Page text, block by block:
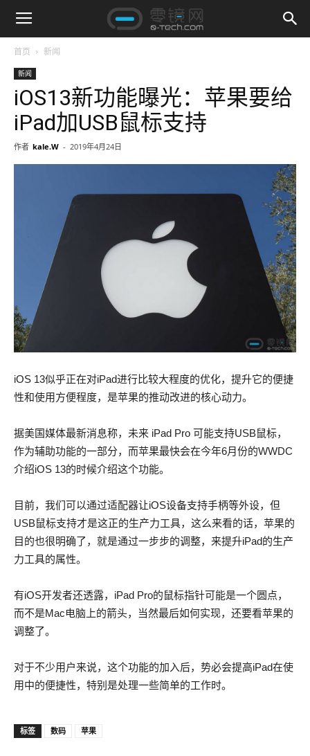
首页 新闻
新闻
iOS13新功能曝光：苹果要给
iPad加USB鼠标支持
作者 kale.W - 2019年4月24日
iOS 13似乎正在对iPad进行比较大程度的优化，提升它的便捷
性和使用方便程度，是苹果的推动改进的核心动力。
据美国媒体最新消息称，未来 iPad Pro 可能支持USB鼠标，
作为辅助功能的一部分，而苹果最快会在今年6月份的WWDC
介绍iOS 13的时候介绍这个功能。
目前，我们可以通过适配器让iOS设备支持手柄等外设，但
USB鼠标支持才是这正的生产力工具，这么来看的话，苹果的
目的也很明确了，就是通过一步步的调整，来提升iPad的生产
力工具的属性。
有iOS开发者还透露，iPad Pro的鼠标指针可能是一个圆点，
而不是Mac电脑上的箭头，当然最后如何实现，还要看苹果的
调整了。
对于不少用户来说，这个功能的加入后，势必会提高iPad在使
用中的便捷性，特别是处理一些简单的工作时。
标签 数码 苹果